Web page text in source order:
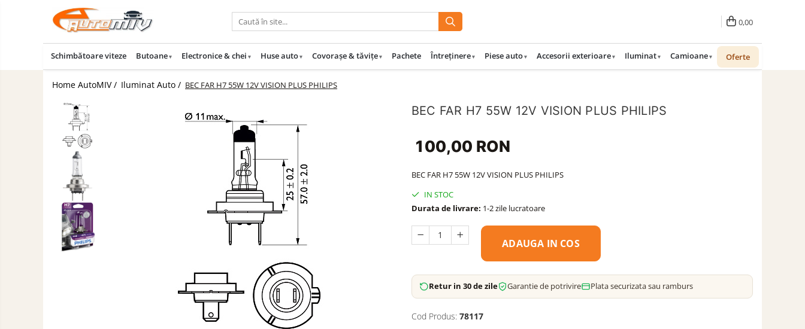
Butoane Reglare Oglinzi
Butoane Blocare/Deblocare
Buton Clapeta Rezervor
Buton Portbagaj
Alte Butoane/Comutatoare
0,00
Schimbătoare viteze Butoane Electronice & chei Huse auto Covorașe & tăvițe Pachete Întreținere Piese auto Accesorii exterioare Iluminat Camioane Oferte
Home AutoMIV / Iluminat Auto / BEC FAR H7 55W 12V VISION PLUS PHILIPS
BEC FAR H7 55W 12V VISION PLUS PHILIPS
100,00 RON
BEC FAR H7 55W 12V VISION PLUS PHILIPS
IN STOC
Durata de livrare: 1-2 zile lucratoare
ADAUGA IN COS
Retur in 30 de zile Garantie de potrivire Plata securizata sau ramburs
Cod Produs: 78117